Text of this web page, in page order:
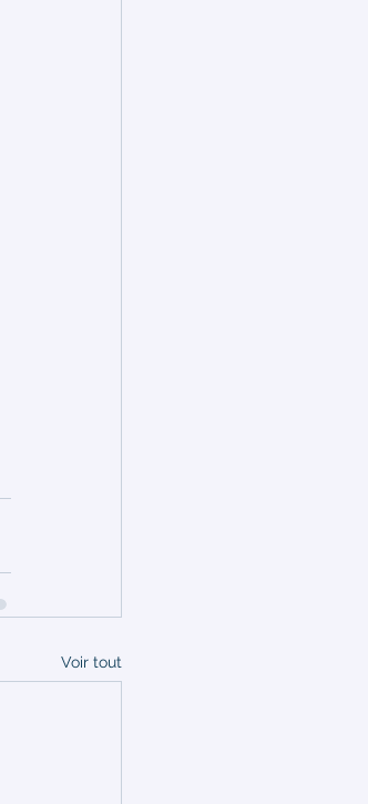
Voir tout